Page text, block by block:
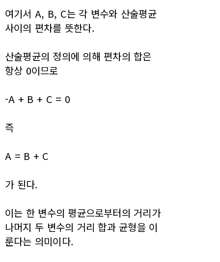
여기서 A, B, C는 각 변수와 산술평균
사이의 편차를 뜻한다.
산술평균의 정의에 의해 편차의 합은
항상 0이므로
-A + B + C = 0
즉
A = B + C
가 된다.
이는 한 변수의 평균으로부터의 거리가
나머지 두 변수의 거리 합과 균형을 이
룬다는 의미이다.